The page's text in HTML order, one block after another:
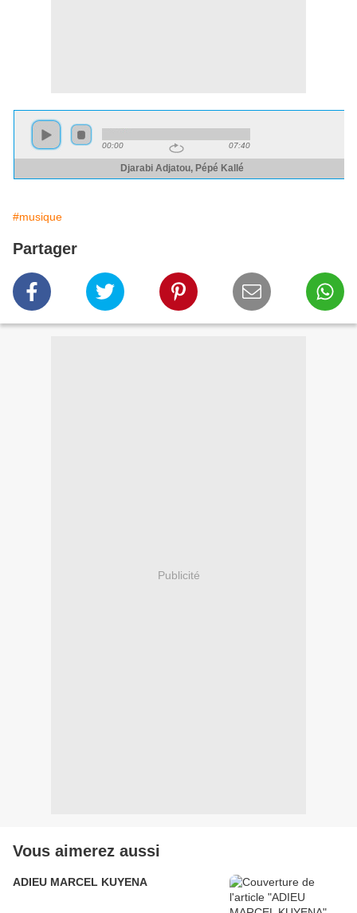
#musique
Partager
Publicité
Vous aimerez aussi
ADIEU MARCEL KUYENA